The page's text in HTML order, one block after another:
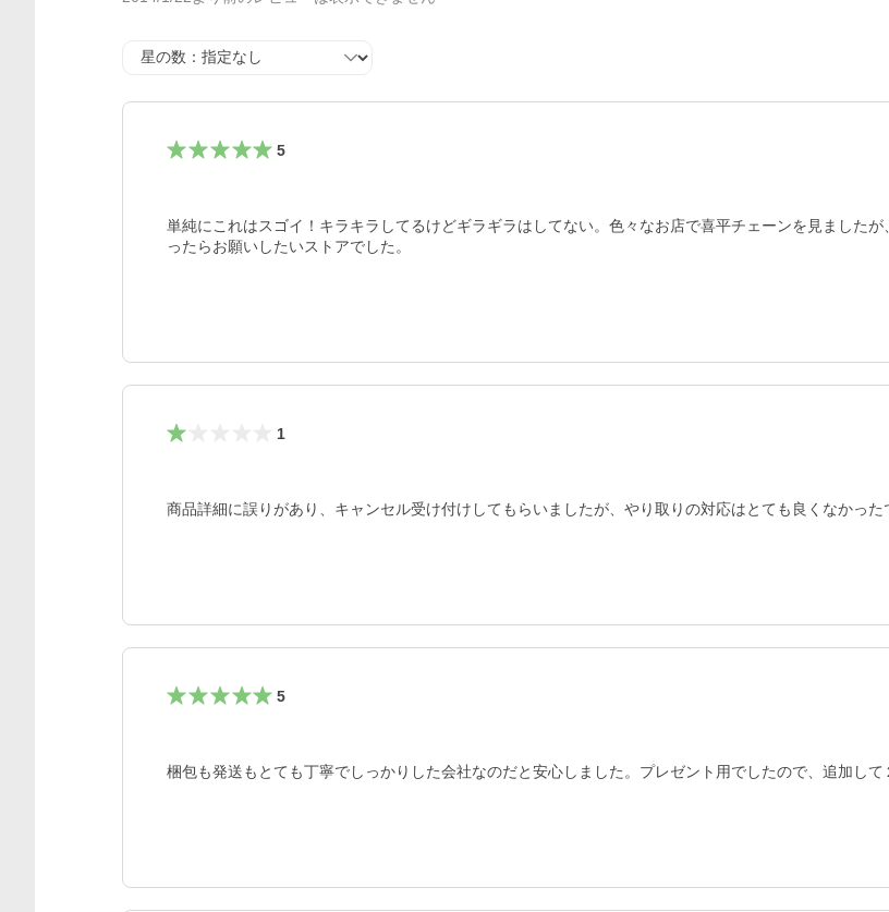
星の数
5
単純にこれはスゴイ！キラキラしてるけどギラギラはしてない。色々なお店で喜平チェーンを見ました
ったらお願いしたいストアでした。
1
商品詳細に誤りがあり、キャンセル受け付けしてもらいましたが、やり取りの対応はとても良くなかった
5
梱包も発送もとても丁寧でしっかりした会社なのだと安心しました。プレゼント用でしたので、追加して